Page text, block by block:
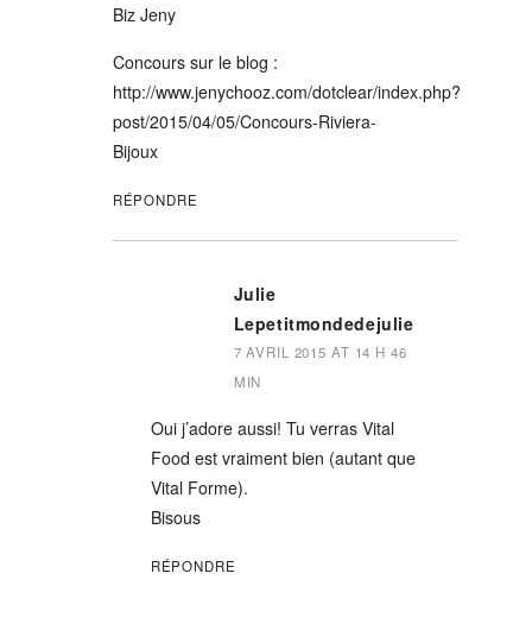
Biz Jeny
Concours sur le blog :
http://www.jenychooz.com/dotclear/index.php?
post/2015/04/05/Concours-Riviera-
Bijoux
RÉPONDRE
Julie
Lepetitmondedejulie
7 AVRIL 2015 AT 14 H 46
MIN
Oui j’adore aussi! Tu verras Vital
Food est vraiment bien (autant que
Vital Forme).
Bisous
RÉPONDRE